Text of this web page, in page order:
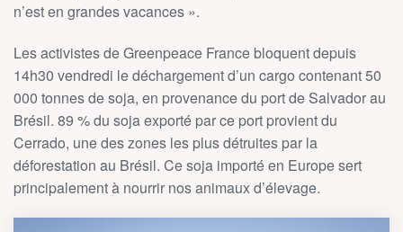
n’est en grandes vacances ».
Les activistes de Greenpeace France bloquent depuis
14h30 vendredi le déchargement d’un cargo contenant 50
000 tonnes de soja, en provenance du port de Salvador au
Brésil. 89 % du soja exporté par ce port provient du
Cerrado, une des zones les plus détruites par la
déforestation au Brésil. Ce soja importé en Europe sert
principalement à nourrir nos animaux d’élevage.